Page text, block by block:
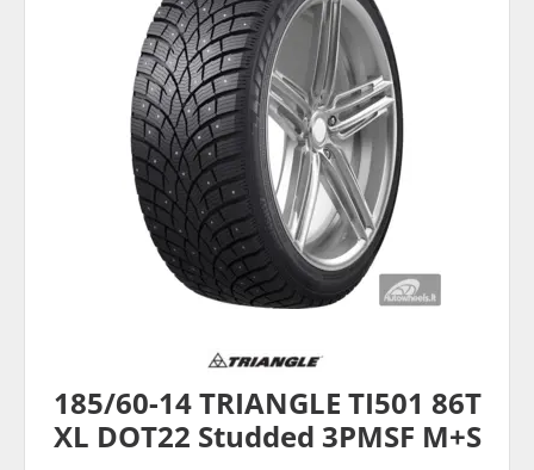
185/60-14 TRIANGLE TI501 86T
XL DOT22 Studded 3PMSF M+S